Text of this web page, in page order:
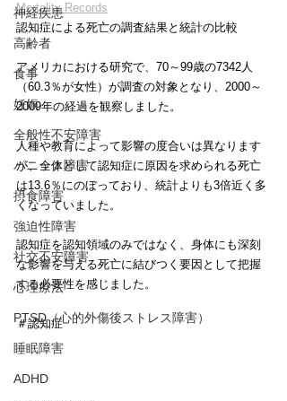
神経疾患
高齢者
食事
妊娠
全般性不安障害
パニック障害
摂食障害
強迫性障害
社交不安障害
心理療法
PTSD（心的外傷後ストレス障害）
睡眠障害
ADHD
Mortality Records
認知症による死亡の調査結果と統計の比較
アメリカにおける研究で、70～99歳の7342人
（60.3％が女性）が調査の対象となり、2000～
2009年の経過を観察しました。
人種や教育によって影響の度合いは異なります
が、全体として認知症に原因を求められる死亡
は13.6％にのぼっており、統計よりも3倍近く多
くなっていました。
認知症を認知領域のみではなく、身体にも深刻
な影響を与える死亡に結びつく要因として把握
する必要性を感じました。
＃認知症